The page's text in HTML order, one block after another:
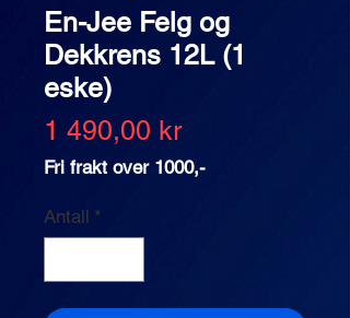
En-Jee Felg og
Dekkrens 12L (1
eske)
1 490,00 krPris
Fri frakt over 1000,-
Antall *